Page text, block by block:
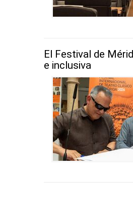
El Festival de
e inclusiva